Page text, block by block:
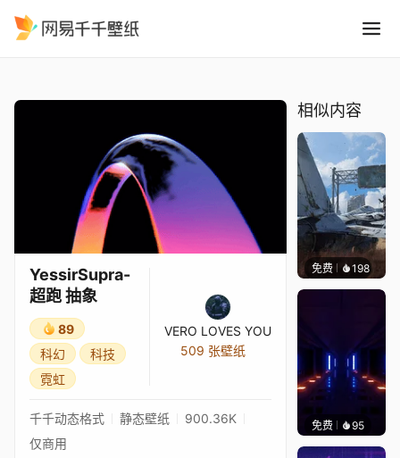
YessirSupra-
超跑 抽象
89
科幻
科技
霓虹
VERO LOVES YOU
509 张壁纸
千千动态格式 静态壁纸
900.36K
仅商用
相似内容
免费 198
免费 95